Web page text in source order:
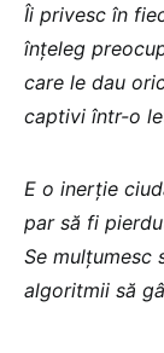
Îi privesc în
înțeleg
care le dau
captivi într-o
E o inerție
par să fi
Se mulțumesc
algoritmii să